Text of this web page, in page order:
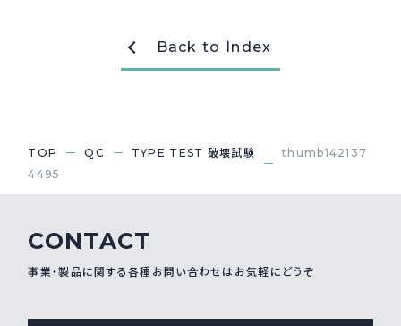
お問い合わせ
Back to Index
TOP QC TYPE TEST 破壊試験
thumb142137
4495
CONTACT
事業・製品に関する各種お問い合わせはお気軽にどうぞ